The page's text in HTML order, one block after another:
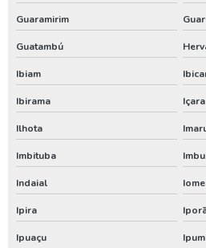
Aluguel de compressor de ar preço
Aluguel de gerador de energia
Aluguel de gerador de energia preço
Aluguel de gerador de energia valor
Aluguel de gerador para eventos
Aluguel de geradores
Guaramirim
Guatambú
Ibiam
Ibirama Içara
Ilhota
Imbituba
Indaial
Ipira
Ipuaçu